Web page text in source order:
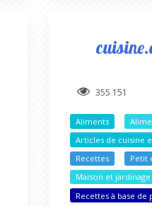
355 151
Aliments
Articles de cuisine
Recettes
Petit
Maison et jardinage
Recettes à base